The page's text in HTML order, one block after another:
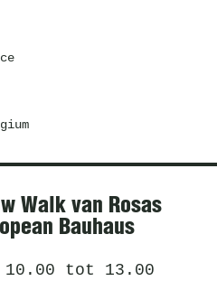
Walk van Rosas
Bauhaus
tot 13.00